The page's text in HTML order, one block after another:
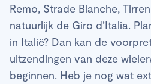
Remo, Strade Bianche,
natuurlijk de Giro d’Italia.
in Italië? Dan kan de
uitzendingen van deze
beginnen. Heb je nog wat